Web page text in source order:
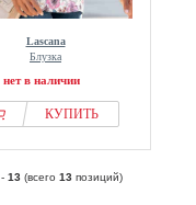
Lascana
Блузка
нет в наличии
КУПИТЬ
- 13 (всего 13 позиций)